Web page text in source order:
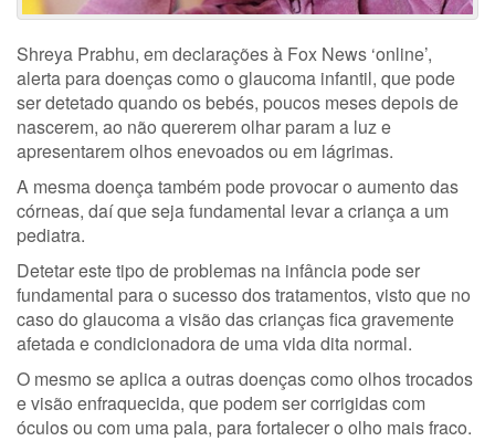
Shreya Prabhu, em declarações à Fox News ‘online’,
alerta para doenças como o glaucoma infantil, que pode
ser detetado quando os bebés, poucos meses depois de
nascerem, ao não quererem olhar param a luz e
apresentarem olhos enevoados ou em lágrimas.
A mesma doença também pode provocar o aumento das
córneas, daí que seja fundamental levar a criança a um
pediatra.
Detetar este tipo de problemas na infância pode ser
fundamental para o sucesso dos tratamentos, visto que no
caso do glaucoma a visão das crianças fica gravemente
afetada e condicionadora de uma vida dita normal.
O mesmo se aplica a outras doenças como olhos trocados
e visão enfraquecida, que podem ser corrigidas com
óculos ou com uma pala, para fortalecer o olho mais fraco.